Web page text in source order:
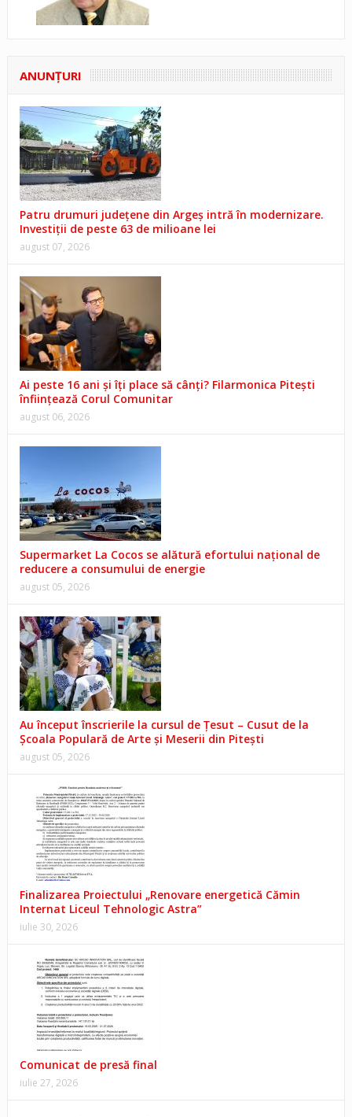
ANUNŢURI
Patru drumuri județene din Argeș intră în modernizare.
Investiții de peste 63 de milioane lei
august 07, 2026
Ai peste 16 ani și îți place să cânți? Filarmonica Pitești
înființează Corul Comunitar
august 06, 2026
Supermarket La Cocos se alătură efortului național de
reducere a consumului de energie
august 05, 2026
Au început înscrierile la cursul de Țesut – Cusut de la
Școala Populară de Arte și Meserii din Pitești
august 05, 2026
Finalizarea Proiectului „Renovare energetică Cămin
Internat Liceul Tehnologic Astra”
iulie 30, 2026
Comunicat de presă final
iulie 27, 2026